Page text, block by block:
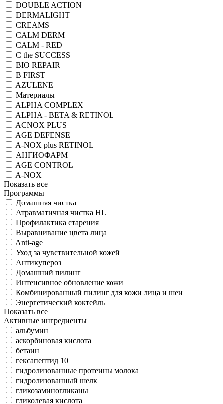
DOUBLE ACTION
DERMALIGHT
CREAMS
CALM DERM
CALM - RED
C the SUCCESS
BIO REPAIR
B FIRST
AZULENE
Материалы
ALPHA COMPLEX
ALPHA - BETA & RETINOL
ACNOX PLUS
AGE DEFENSE
A-NOX plus RETINOL
АНГИОФАРМ
AGE CONTROL
A-NOX
Показать все
Программы
Домашняя чистка
Атравматичная чистка HL
Профилактика старения
Выравнивание цвета лица
Anti-age
Уход за чувствительной кожей
Антикупероз
Домашний пилинг
Интенсивное обновление кожи
Комбинированный пилинг для кожи лица и шеи
Энергетический коктейль
Показать все
Активные ингредиенты
альбумин
аскорбиновая кислота
бетаин
гексапептид 10
гидролизованные протеины молока
гидролизованный шелк
гликозаминогликаны
гликолевая кислота